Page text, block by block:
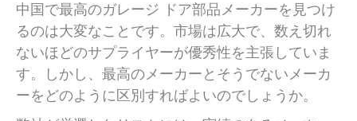
中国で最高のガレージ ドア部品メーカーを見つけ
るのは大変なことです。市場は広大で、数え切れ
ないほどのサプライヤーが優秀性を主張していま
す。しかし、最高のメーカーとそうでないメーカ
ーをどのように区別すればよいのでしょうか。